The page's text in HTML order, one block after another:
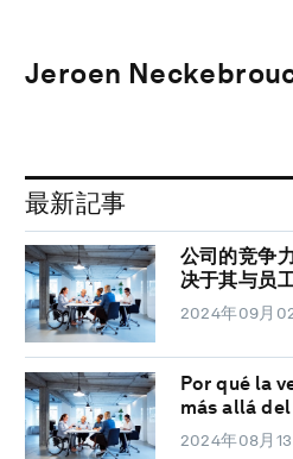
Jeroen
最新記事
公司的竞争
决于其与员
2024年09月
Por qué la
más allá
2024年08月13